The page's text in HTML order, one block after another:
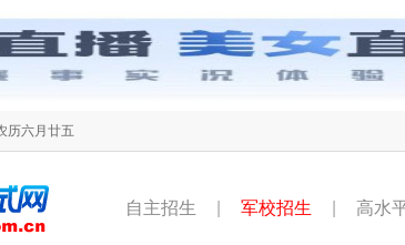
历六月廿五
自主招生 军校招生 高水